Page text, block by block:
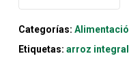
Categorías:
Etiquetas: arroz integral